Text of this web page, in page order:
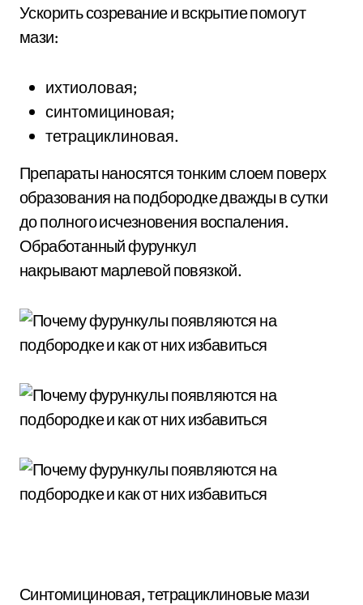
Ускорить созревание и вскрытие помогут
мази:
ихтиоловая;
синтомициновая;
тетрациклиновая.
Препараты наносятся тонким слоем поверх
образования на подбородке дважды в сутки
до полного исчезновения воспаления.
Обработанный фурункул
накрывают марлевой повязкой.
Синтомициновая, тетрациклиновые мази